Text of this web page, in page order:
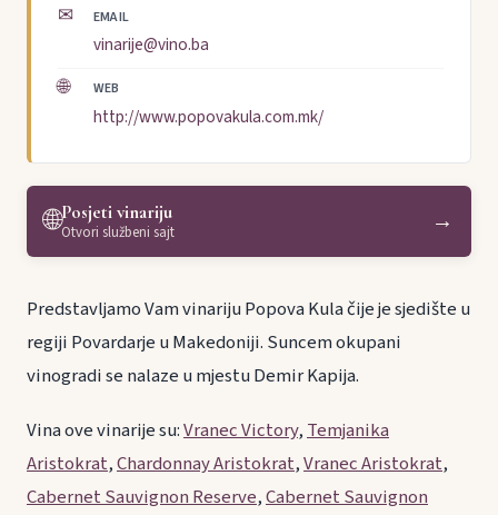
✉ EMAIL
vinarije@vino.ba
🌐 WEB
http://www.popovakula.com.mk/
🌐Posjeti vinariju
Otvori službeni sajt →
Predstavljamo Vam vinariju Popova Kula čije je sjedište u
regiji Povardarje u Makedoniji. Suncem okupani
vinogradi se nalaze u mjestu Demir Kapija.
Vina ove vinarije su:Vranec Victory,Temjanika
Aristokrat,Chardonnay Aristokrat,Vranec Aristokrat,
Cabernet Sauvignon Reserve,Cabernet Sauvignon